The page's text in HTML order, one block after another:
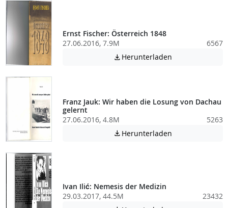
Ernst Fischer: Österreich 1848
27.06.2016, 7.9M
6567
 Herunterladen
Franz Jauk: Wir haben die Losung von Dachau
gelernt
27.06.2016, 4.8M
5263
 Herunterladen
Ivan Ilić: Nemesis der Medizin
29.03.2017, 44.5M
23432